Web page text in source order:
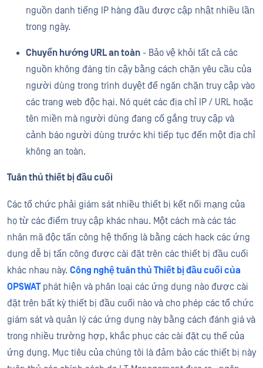
nguồn danh tiếng IP hàng đầu được cập nhật nhiều lần
trong ngày.
Chuyển hướng URL an toàn - Bảo vệ khỏi tất cả các
nguồn không đáng tin cậy bằng cách chặn yêu cầu của
người dùng trong trình duyệt để ngăn chặn truy cập vào
các trang web độc hại. Nó quét các địa chỉ IP / URL hoặc
tên miền mà người dùng đang cố gắng truy cập và
cảnh báo người dùng trước khi tiếp tục đến một địa chỉ
không an toàn.
Tuân thủ thiết bị đầu cuối
Các tổ chức phải giám sát nhiều thiết bị kết nối mạng của
họ từ các điểm truy cập khác nhau. Một cách mà các tác
nhân mã độc tấn công hệ thống là bằng cách hack các ứng
dụng dễ bị tấn công được cài đặt trên các thiết bị đầu cuối
khác nhau này. Công nghệ tuân thủ Thiết bị đầu cuối của
OPSWAT phát hiện và phân loại các ứng dụng nào được cài
đặt trên bất kỳ thiết bị đầu cuối nào và cho phép các tổ chức
giám sát và quản lý các ứng dụng này bằng cách đánh giá và
trong nhiều trường hợp, khắc phục các cài đặt cụ thể của
ứng dụng. Mục tiêu của chúng tôi là đảm bảo các thiết bị này